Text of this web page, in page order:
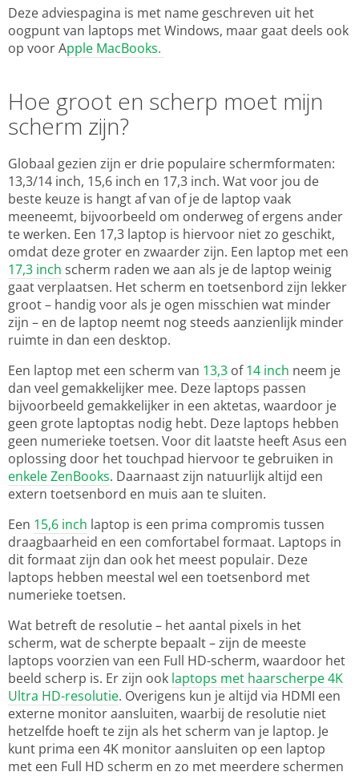
Deze adviespagina is met name geschreven uit het
oogpunt van laptops met Windows, maar gaat deels ook
op voor Apple MacBooks.
Hoe groot en scherp moet mijn
scherm zijn?
Globaal gezien zijn er drie populaire schermformaten:
13,3/14 inch, 15,6 inch en 17,3 inch. Wat voor jou de
beste keuze is hangt af van of je de laptop vaak
meeneemt, bijvoorbeeld om onderweg of ergens ander
te werken. Een 17,3 laptop is hiervoor niet zo geschikt,
omdat deze groter en zwaarder zijn. Een laptop met een
17,3 inch scherm raden we aan als je de laptop weinig
gaat verplaatsen. Het scherm en toetsenbord zijn lekker
groot – handig voor als je ogen misschien wat minder
zijn – en de laptop neemt nog steeds aanzienlijk minder
ruimte in dan een desktop.
Een laptop met een scherm van 13,3 of14 inch neem je
dan veel gemakkelijker mee. Deze laptops passen
bijvoorbeeld gemakkelijker in een aktetas, waardoor je
geen grote laptoptas nodig hebt. Deze laptops hebben
geen numerieke toetsen. Voor dit laatste heeft Asus een
oplossing door het touchpad hiervoor te gebruiken in
enkele ZenBooks. Daarnaast zijn natuurlijk altijd een
extern toetsenbord en muis aan te sluiten.
Een 15,6 inch laptop is een prima compromis tussen
draagbaarheid en een comfortabel formaat. Laptops in
dit formaat zijn dan ook het meest populair. Deze
laptops hebben meestal wel een toetsenbord met
numerieke toetsen.
Wat betreft de resolutie – het aantal pixels in het
scherm, wat de scherpte bepaalt – zijn de meeste
laptops voorzien van een Full HD-scherm, waardoor het
beeld scherp is. Er zijn ook laptops met haarscherpe 4K
Ultra HD-resolutie. Overigens kun je altijd via HDMI een
externe monitor aansluiten, waarbij de resolutie niet
hetzelfde hoeft te zijn als het scherm van je laptop. Je
kunt prima een 4K monitor aansluiten op een laptop
met een Full HD scherm en zo met meerdere schermen